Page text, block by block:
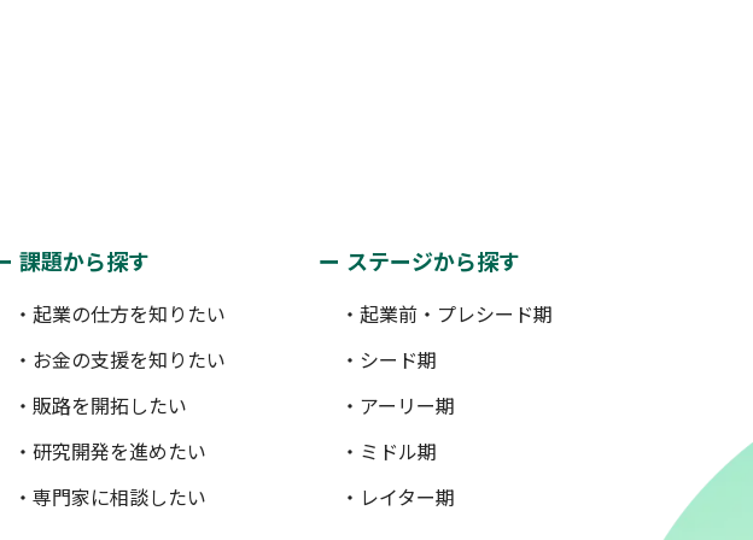
課題から探す
・起業の仕方を知りたい
・お金の支援を知りたい
・販路を開拓したい
・研究開発を進めたい
・専門家に相談したい
ステージから探す
・起業前・プレシード期
・シード期
・アーリー期
・ミドル期
・レイター期